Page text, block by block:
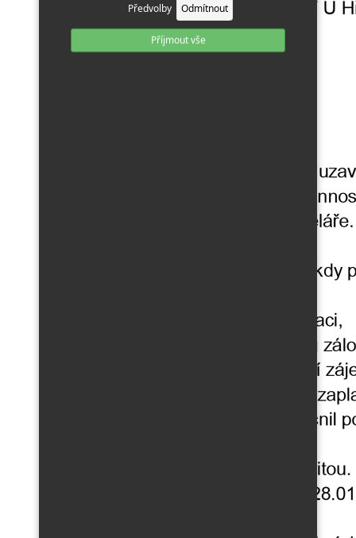
Předvolby Odmítnout
Příjmout vše